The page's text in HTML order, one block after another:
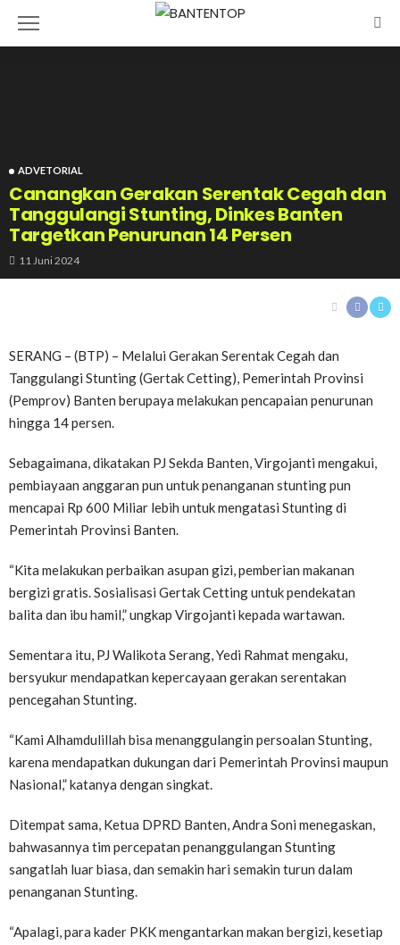
ADVETORIAL
Canangkan Gerakan Serentak Cegah dan
Tanggulangi Stunting, Dinkes Banten
Targetkan Penurunan 14 Persen
11 Juni 2024
SERANG – (BTP) – Melalui Gerakan Serentak Cegah dan
Tanggulangi Stunting (Gertak Cetting), Pemerintah Provinsi
(Pemprov) Banten berupaya melakukan pencapaian penurunan
hingga 14 persen.
Sebagaimana, dikatakan PJ Sekda Banten, Virgojanti mengakui,
pembiayaan anggaran pun untuk penanganan stunting pun
mencapai Rp 600 Miliar lebih untuk mengatasi Stunting di
Pemerintah Provinsi Banten.
“Kita melakukan perbaikan asupan gizi, pemberian makanan
bergizi gratis. Sosialisasi Gertak Cetting untuk pendekatan
balita dan ibu hamil,” ungkap Virgojanti kepada wartawan.
Sementara itu, PJ Walikota Serang, Yedi Rahmat mengaku,
bersyukur mendapatkan kepercayaan gerakan serentakan
pencegahan Stunting.
“Kami Alhamdulillah bisa menanggulangin persoalan Stunting,
karena mendapatkan dukungan dari Pemerintah Provinsi maupun
Nasional,” katanya dengan singkat.
Ditempat sama, Ketua DPRD Banten, Andra Soni menegaskan,
bahwasannya tim percepatan penanggulangan Stunting
sangatlah luar biasa, dan semakin hari semakin turun dalam
penanganan Stunting.
“Apalagi, para kader PKK mengantarkan makan bergizi, kesetiap